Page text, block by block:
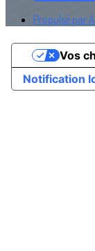
Propulsé par
Notification
Vos